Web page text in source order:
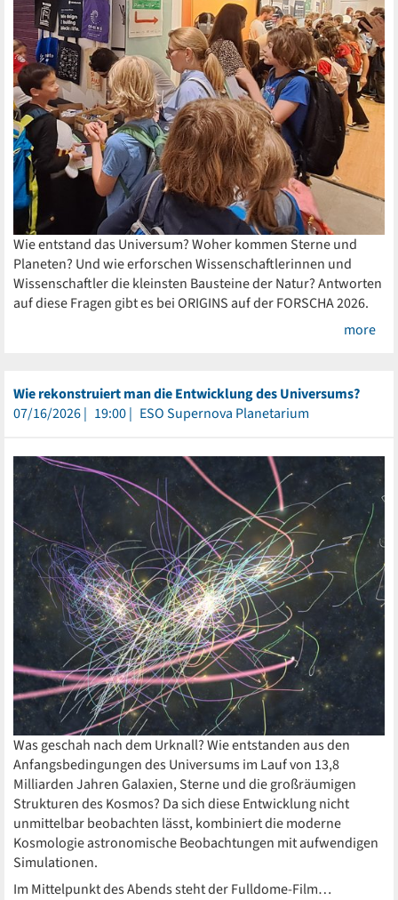
Wie entstand das Universum? Woher kommen Sterne und
Planeten? Und wie erforschen Wissenschaftlerinnen und
Wissenschaftler die kleinsten Bausteine der Natur? Antworten
auf diese Fragen gibt es bei ORIGINS auf der FORSCHA 2026.
more
Wie rekonstruiert man die Entwicklung des Universums?
07/16/2026
19:00 ESO Supernova Planetarium
Was geschah nach dem Urknall? Wie entstanden aus den
Anfangsbedingungen des Universums im Lauf von 13,8
Milliarden Jahren Galaxien, Sterne und die großräumigen
Strukturen des Kosmos? Da sich diese Entwicklung nicht
unmittelbar beobachten lässt, kombiniert die moderne
Kosmologie astronomische Beobachtungen mit aufwendigen
Simulationen.
Im Mittelpunkt des Abends steht der Fulldome-Film…